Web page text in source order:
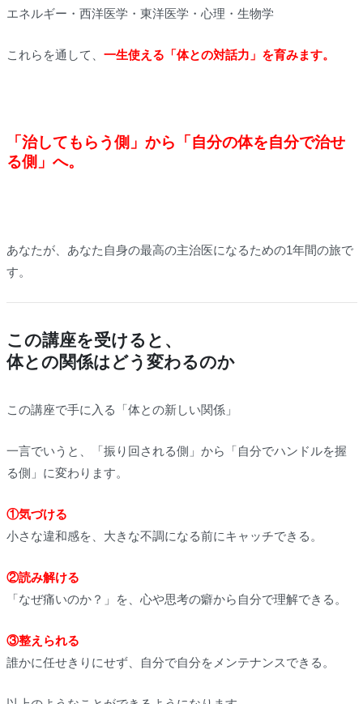
エネルギー・西洋医学・東洋医学・心理・生物学
これらを通して、 一生使える「体との対話力」を育みます。
「治してもらう側」から「自分の体を自分で治せ
る側」へ。
あなたが、あなた自身の最高の主治医になるための1年間の旅で
す。
この講座を受けると、
体との関係はどう変わるのか
この講座で手に入る「体との新しい関係」
一言でいうと、「振り回される側」から「自分でハンドルを握
る側」に変わります。
①気づける
小さな違和感を、大きな不調になる前にキャッチできる。
②読み解ける
「なぜ痛いのか？」を、心や思考の癖から自分で理解できる。
③整えられる
誰かに任せきりにせず、自分で自分をメンテナンスできる。